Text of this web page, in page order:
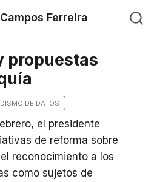
Ferreira
propuestas
DE DATOS
el presidente
de reforma sobre
reconocimiento a los
como sujetos de